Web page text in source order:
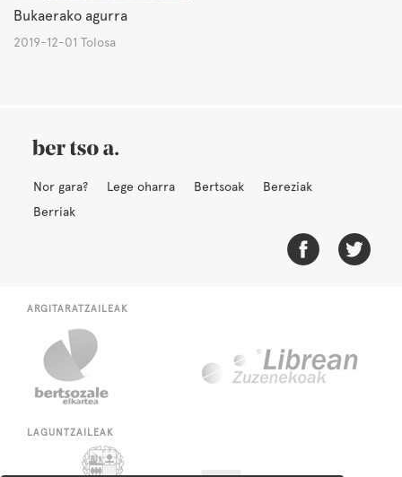
Bukaerako agurra
2019-12-01 Tolosa
Nor gara? Lege oharra Bertsoak
Bereziak
Berriak
ARGITARATZAILEAK
LAGUNTZAILEAK